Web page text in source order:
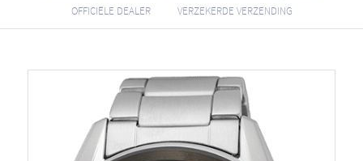
OFFICIËLE DEALER
VERZEKERDE VERZENDING